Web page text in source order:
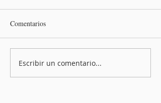
Comentarios
Escribir un comentario...